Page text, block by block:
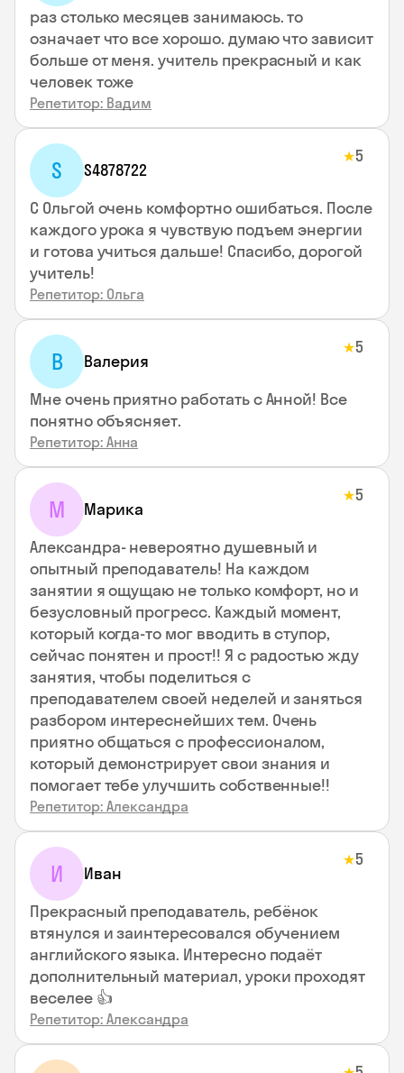
раз столько месяцев занимаюсь. то
означает что все хорошо. думаю что зависит
больше от меня. учитель прекрасный и как
человек тоже
Репетитор: Вадим
S S4878722
★5
С Ольгой очень комфортно ошибаться. После
каждого урока я чувствую подъем энергии
и готова учиться дальше! Спасибо, дорогой
учитель!
Репетитор: Ольга
В Валерия
★5
Мне очень приятно работать с Анной! Все
понятно объясняет.
Репетитор: Анна
М Марика
★5
Александра- невероятно душевный и
опытный преподаватель! На каждом
занятии я ощущаю не только комфорт, но и
безусловный прогресс. Каждый момент,
который когда-то мог вводить в ступор,
сейчас понятен и прост!! Я с радостью жду
занятия, чтобы поделиться с
преподавателем своей неделей и заняться
разбором интереснейших тем. Очень
приятно общаться с профессионалом,
который демонстрирует свои знания и
помогает тебе улучшить собственные!!
Репетитор: Александра
И Иван
★5
Прекрасный преподаватель, ребёнок
втянулся и заинтересовался обучением
английского языка. Интересно подаёт
дополнительный материал, уроки проходят
веселее 👍
Репетитор: Александра